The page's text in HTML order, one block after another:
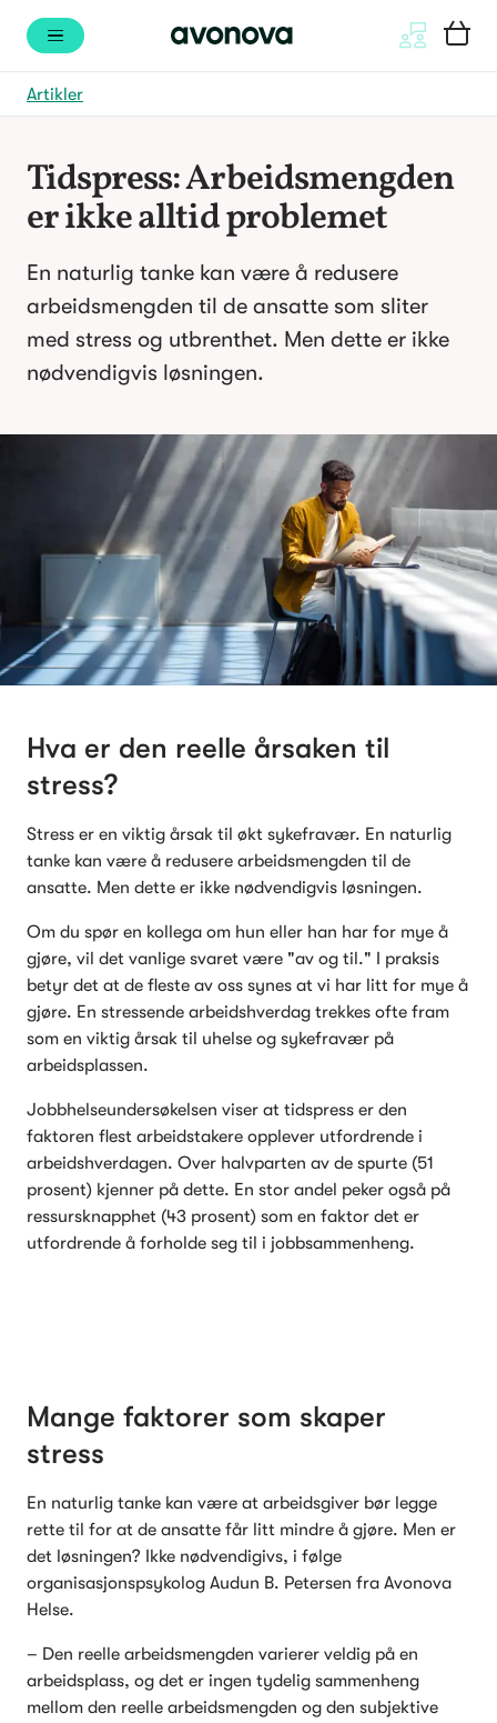
Artikler
Tidspress: Arbeidsmengden
er ikke alltid problemet
En naturlig tanke kan være å redusere
arbeidsmengden til de ansatte som sliter
med stress og utbrenthet. Men dette er ikke
nødvendigvis løsningen.
Hva er den reelle årsaken til
stress?
Stress er en viktig årsak til økt sykefravær. En naturlig
tanke kan være å redusere arbeidsmengden til de
ansatte. Men dette er ikke nødvendigvis løsningen.
Om du spør en kollega om hun eller han har for mye å
gjøre, vil det vanlige svaret være "av og til." I praksis
betyr det at de fleste av oss synes at vi har litt for mye å
gjøre. En stressende arbeidshverdag trekkes ofte fram
som en viktig årsak til uhelse og sykefravær på
arbeidsplassen.
Jobbhelseundersøkelsen viser at tidspress er den
faktoren flest arbeidstakere opplever utfordrende i
arbeidshverdagen. Over halvparten av de spurte (51
prosent) kjenner på dette. En stor andel peker også på
ressursknapphet (43 prosent) som en faktor det er
utfordrende å forholde seg til i jobbsammenheng.
Mange faktorer som skaper
stress
En naturlig tanke kan være at arbeidsgiver bør legge
rette til for at de ansatte får litt mindre å gjøre. Men er
det løsningen? Ikke nødvendigivs, i følge
organisasjonspsykolog Audun B. Petersen fra Avonova
Helse.
– Den reelle arbeidsmengden varierer veldig på en
arbeidsplass, og det er ingen tydelig sammenheng
mellom den reelle arbeidsmengden og den subjektive